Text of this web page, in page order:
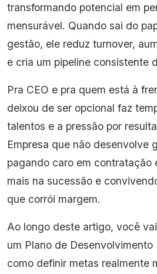
transformando potencial em
mensurável. Quando sai do
gestão, ele reduz turnover,
e cria um pipeline consistente
Pra CEO e pra quem está à
deixou de ser opcional faz
talentos e a pressão por
Empresa que não desenvolve
pagando caro em contratação
mais na sucessão e
que corrói margem.
Ao longo deste artigo, você
um Plano de
como definir metas realmente